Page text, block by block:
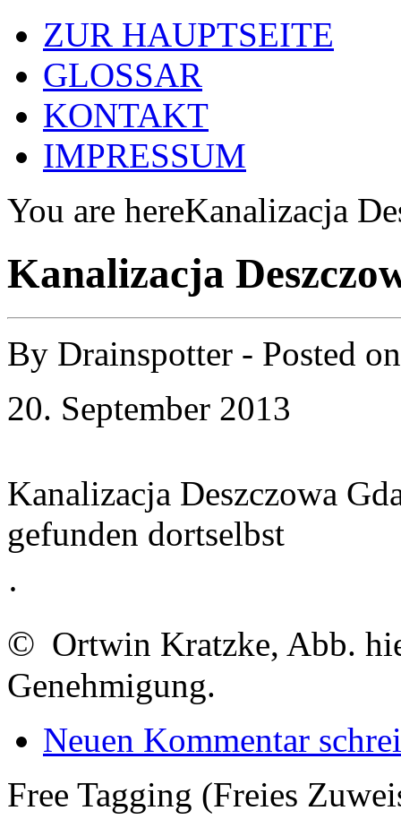
ZUR HAUPTSEITE
GLOSSAR
KONTAKT
IMPRESSUM
You are hereKanalizacja
Kanalizacja
By Drainspotter - Posted
20. September 2013
Kanalizacja Deszczowa
gefunden dortselbst
·
© Ortwin Kratzke, Abb.
Genehmigung.
Neuen Kommentar
Free Tagging (Freies